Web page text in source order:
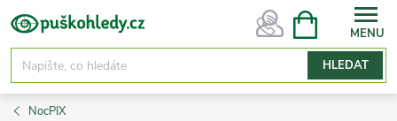
Přejít
na
obsah
HLEDAT
NÁKUPNÍ
NocPIX